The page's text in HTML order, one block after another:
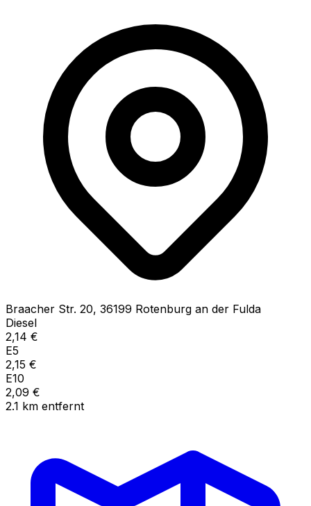
Braacher Str. 20, 36199 Rotenburg an der Fulda
Diesel
2,14 €
E5
2,15 €
E10
2,09 €
2.1 km entfernt